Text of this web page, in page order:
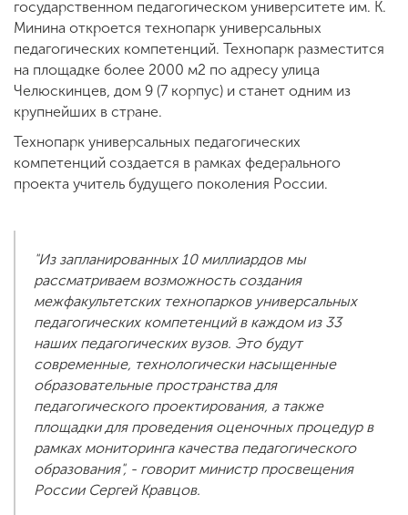
государственном педагогическом университете им. К.
Минина откроется технопарк универсальных
педагогических компетенций. Технопарк разместится
на площадке более 2000 м2 по адресу улица
Челюскинцев, дом 9 (7 корпус) и станет одним из
крупнейших в стране.
Технопарк универсальных педагогических
компетенций создается в рамках федерального
проекта учитель будущего поколения России.
"Из запланированных 10 миллиардов мы
рассматриваем возможность создания
межфакультетских технопарков универсальных
педагогических компетенций в каждом из 33
наших педагогических вузов. Это будут
современные, технологически насыщенные
образовательные пространства для
педагогического проектирования, а также
площадки для проведения оценочных процедур в
рамках мониторинга качества педагогического
образования", - говорит министр просвещения
России Сергей Кравцов.